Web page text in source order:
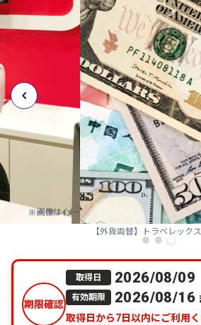
【外貨両替】トラベレックス
期限確認
取得日 2026/08/09
有効期限 2026/08/16
取得日から7 日以内にご利用